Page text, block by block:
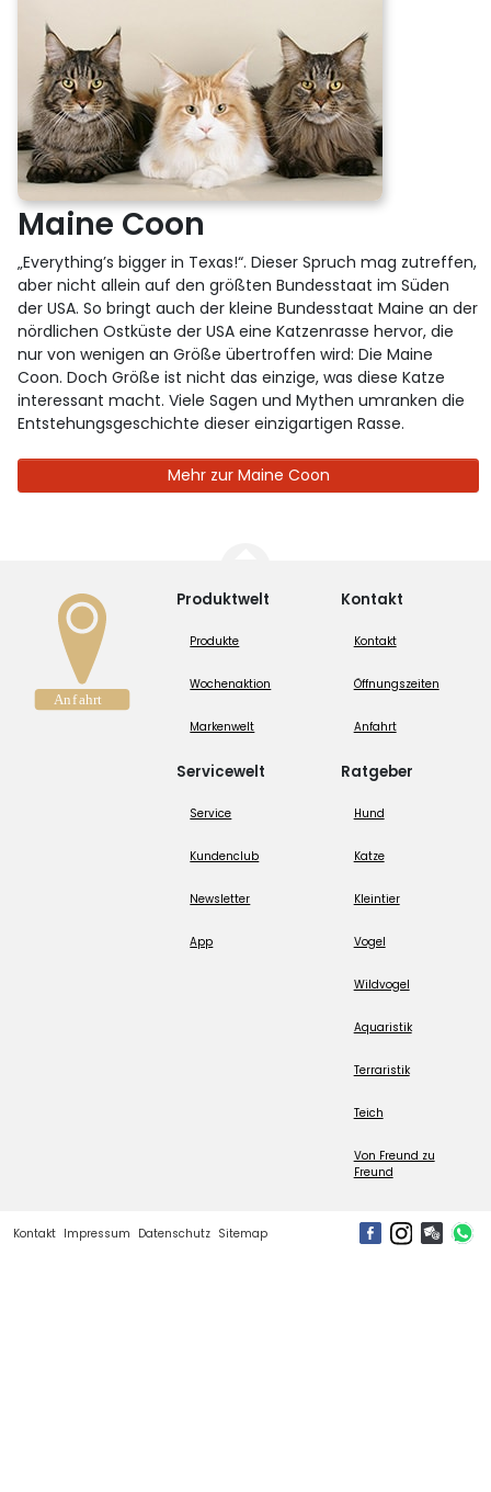
Maine Coon
„Everything’s bigger in Texas!“. Dieser Spruch mag zutreffen,
aber nicht allein auf den größten Bundesstaat im Süden
der USA. So bringt auch der kleine Bundesstaat Maine an der
nördlichen Ostküste der USA eine Katzenrasse hervor, die
nur von wenigen an Größe übertroffen wird: Die Maine
Coon. Doch Größe ist nicht das einzige, was diese Katze
interessant macht. Viele Sagen und Mythen umranken die
Entstehungsgeschichte dieser einzigartigen Rasse.
Mehr zur Maine Coon
Produktwelt
Produkte
Wochenaktion
Markenwelt
Servicewelt
Service
Kundenclub
Newsletter
App
Kontakt
Kontakt
Öffnungszeiten
Anfahrt
Ratgeber
Hund
Katze
Kleintier
Vogel
Wildvogel
Aquaristik
Terraristik
Teich
Von Freund zu
Freund
Kontakt Impressum Datenschutz Sitemap